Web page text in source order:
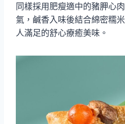
同樣採用肥瘦適中的豬胛心
氣，鹹香入味後結合綿密糯
人滿足的舒心療癒美味。